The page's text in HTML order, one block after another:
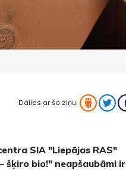
Dalies ar šo ziņu:
SIA "Liepājas RAS"
šķiro bio!" neapšaubāmi ir